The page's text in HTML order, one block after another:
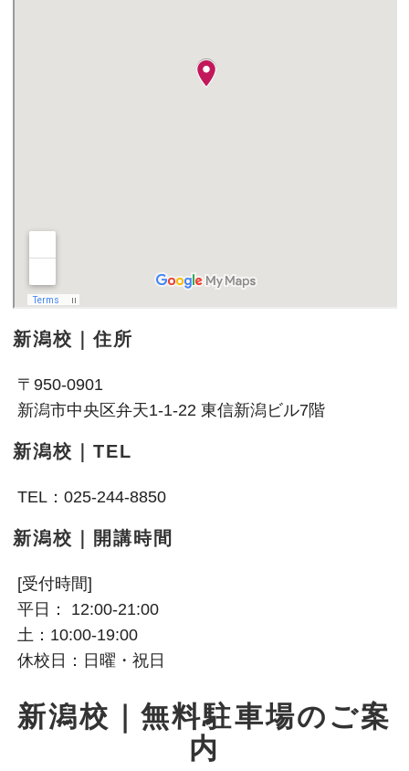
新潟校｜住所
〒950-0901
新潟市中央区弁天1-1-22 東信新潟ビル7階
新潟校｜TEL
TEL：025-244-8850
新潟校｜開講時間
[受付時間]
平日： 12:00-21:00
土：10:00-19:00
休校日：日曜・祝日
新潟校｜無料駐車場のご案
内